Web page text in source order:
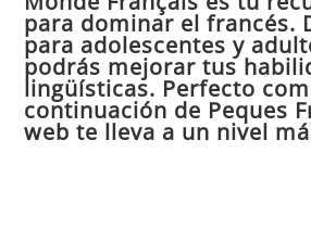
para dominar el francés.
para adolescentes y
podrás mejorar tus
lingüísticas. Perfecto
continuación de Peques
web te lleva a un nivel